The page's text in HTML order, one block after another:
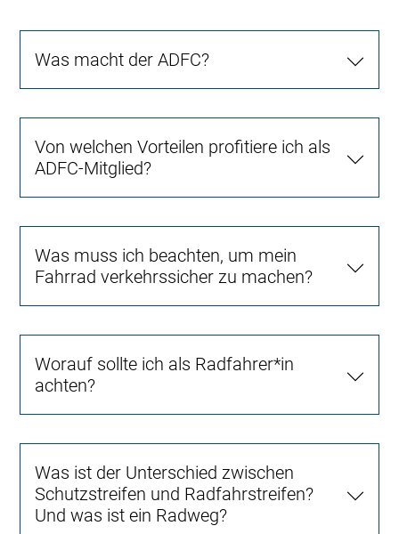
Was macht der ADFC?
Von welchen Vorteilen profitiere ich als
ADFC-Mitglied?
Was muss ich beachten, um mein
Fahrrad verkehrssicher zu machen?
Worauf sollte ich als Radfahrer*in
achten?
Was ist der Unterschied zwischen
Schutzstreifen und Radfahrstreifen?
Und was ist ein Radweg?